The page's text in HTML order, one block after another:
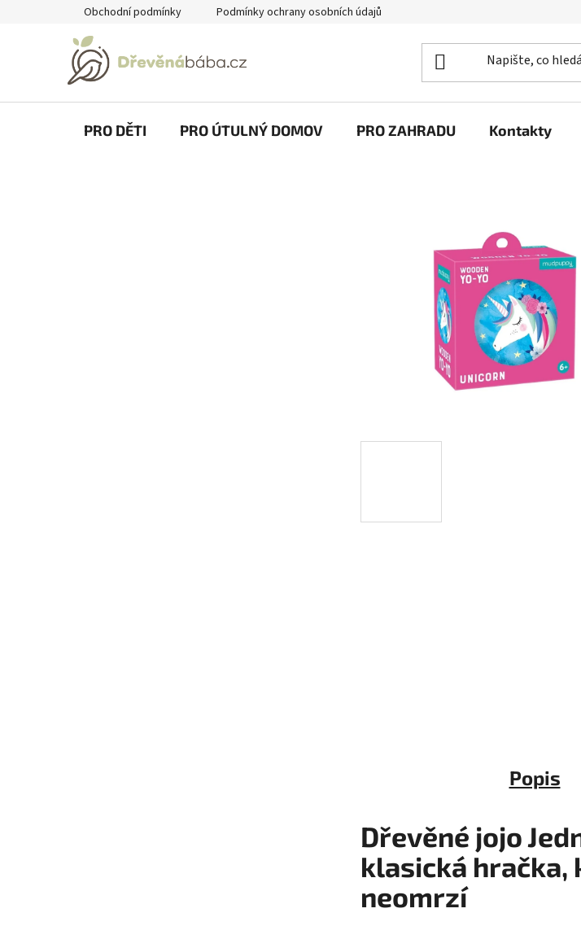
Obchodní podmínky Podmínky ochrany osobních údajů
PRO DĚTI PRO ÚTULNÝ DOMOV PRO ZAHRADU Kontakty
Popis
Dřevěné jojo
klasická hračka,
neomrzí